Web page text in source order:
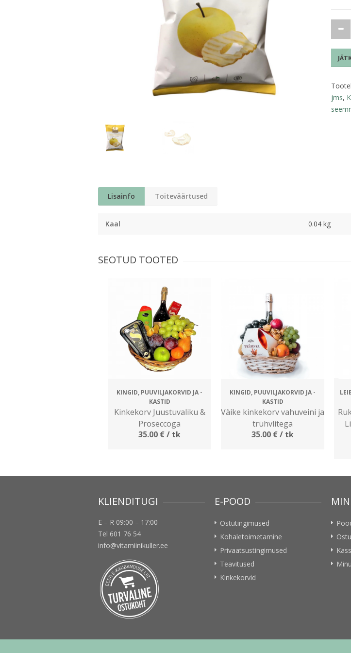
40g
kogus
jms,
Lisainfo Toiteväärtused
Kaal 0.04 kg
SEOTUD TOOTED
KINGID, PUUVILJAKORVID JA -
KASTID
Kinkekorv Juustuvaliku &
Proseccoga
35.00 €/ tk
KINGID, PUUVILJAKORVID JA -
KASTID
Väike kinkekorv vahuveini ja
trühvlitega
35.00 €/ tk
KLIENDITUGI
E – R 09:00 – 17:00
Tel 601 76 54
info@vitamiinikuller.ee
E-POOD
Ostutingimused
Kohaletoimetamine
Privaatsustingimused
Teavitused
Kinkekorvid